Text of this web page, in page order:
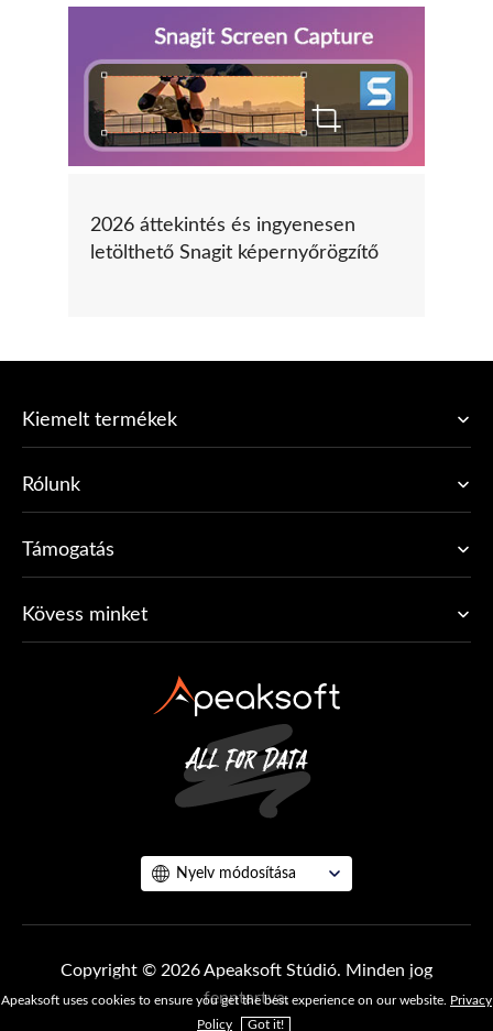
2026 áttekintés és ingyenesen
letölthető Snagit képernyőrögzítő
Kiemelt termékek
Rólunk
Támogatás
Kövess minket
Nyelv módosítása
Copyright © 2026 Apeaksoft Stúdió. Minden jog
fenntartva.
Apeaksoft uses cookies to ensure you get the best experience on our website. Privacy
Policy
Got it!